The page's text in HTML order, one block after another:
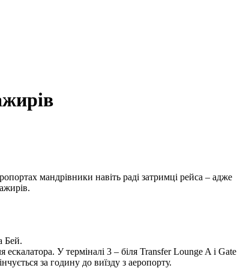
мандрівники навіть раді затримці рейса – адже
Бей.
ескалатора. У терміналі 3 – біля Transfer Lounge A і Gate
за годину до виїзду з аеропорту.